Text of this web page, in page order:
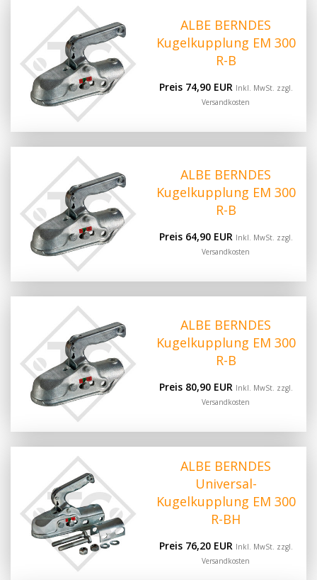
ALBE BERNDES
Kugelkupplung EM 300
R-B
Preis 74,90 EUR Inkl. MwSt. zzgl.
Versandkosten
ALBE BERNDES
Kugelkupplung EM 300
R-B
Preis 64,90 EUR Inkl. MwSt. zzgl.
Versandkosten
ALBE BERNDES
Kugelkupplung EM 300
R-B
Preis 80,90 EUR Inkl. MwSt. zzgl.
Versandkosten
ALBE BERNDES
Universal-
Kugelkupplung EM 300
R-BH
Preis 76,20 EUR Inkl. MwSt. zzgl.
Versandkosten